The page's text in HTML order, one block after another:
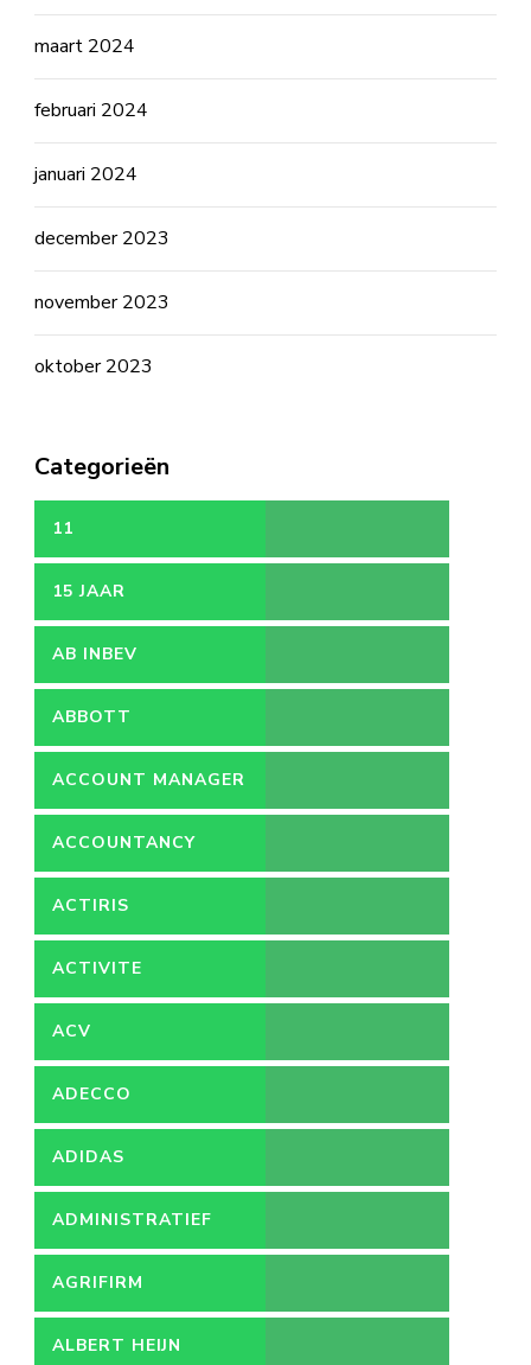
maart 2024
februari 2024
januari 2024
december 2023
november 2023
oktober 2023
Categorieën
11
15 JAAR
AB INBEV
ABBOTT
ACCOUNT MANAGER
ACCOUNTANCY
ACTIRIS
ACTIVITE
ACV
ADECCO
ADIDAS
ADMINISTRATIEF
MEDEWERKER
AGRIFIRM
ALBERT HEIJN